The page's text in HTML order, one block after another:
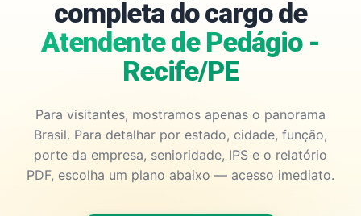
completa do cargo de
Atendente de Pedágio -
Recife/PE
Para visitantes, mostramos apenas o panorama
Brasil. Para detalhar por estado, cidade, função,
porte da empresa, senioridade, IPS e o relatório
PDF, escolha um plano abaixo — acesso imediato.